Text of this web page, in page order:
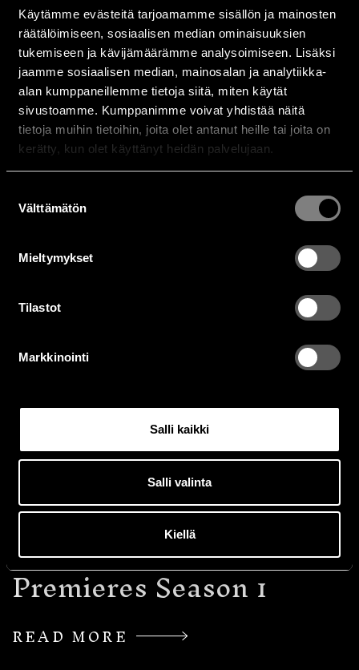
Käytämme evästeitä tarjoamamme sisällön ja mainosten
räätälöimiseen, sosiaalisen median ominaisuuksien
tukemiseen ja kävijämäärämme analysoimiseen. Lisäksi
jaamme sosiaalisen median, mainosalan ja analytiikka-
alan kumppaneillemme tietoja siitä, miten käytät
sivustoamme. Kumppanimme voivat yhdistää näitä
tietoja muihin tietoihin, joita olet antanut heille tai joita on
kerätty, kun olet käyttänyt heidän palvelujaan.
valinta
Välttämätön
Mieltymykset
Tilastot
Markkinointi
Salli kaikki
Salli valinta
Kiellä
BBC Alba acquires
Untold Arctic Wars
Season 2 – Histoire
Premieres Season 1
READ MORE